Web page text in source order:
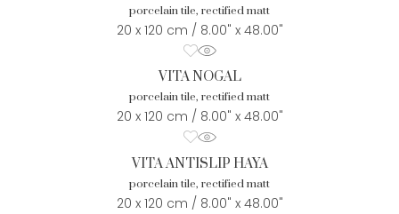
porcelain tile, rectified matt
20 x 120 cm / 8.00" x 48.00"
VITA NOGAL
porcelain tile, rectified matt
20 x 120 cm / 8.00" x 48.00"
VITA ANTISLIP HAYA
porcelain tile, rectified matt
20 x 120 cm / 8.00" x 48.00"